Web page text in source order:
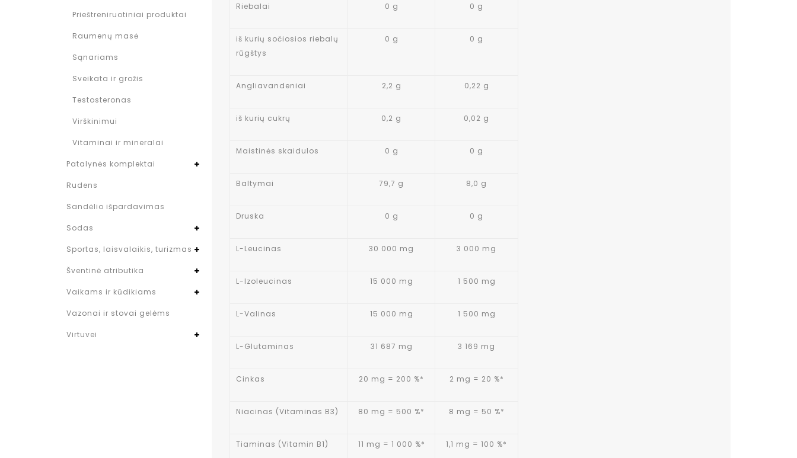
Riebalai 0 g 0 g
iš kurių sočiosios riebalų
rūgštys
0 g 0 g
Angliavandeniai 2,2 g 0,22 g
iš kurių cukrų 0,2 g 0,02 g
Maistinės skaidulos 0 g 0 g
Baltymai 79,7 g 8,0 g
Druska 0 g 0 g
L-Leucinas 30 000 mg 3 000 mg
L-Izoleucinas 15 000 mg 1 500 mg
L-Valinas 15 000 mg 1 500 mg
L-Glutaminas 31 687 mg 3 169 mg
Cinkas 20 mg = 200 %* 2 mg = 20 %*
Niacinas (Vitaminas B3) 80 mg = 500 %* 8 mg = 50 %*
Tiaminas (Vitamin B1) 11 mg = 1 000 %* 1,1 mg = 100 %*
Prieštreniruotiniai produktai
Raumenų masė
Sąnariams
Sveikata ir grožis
Testosteronas
Virškinimui
Vitaminai ir mineralai
Patalynės komplektai
Rudens
Sandėlio išpardavimas
Sodas
Sportas, laisvalaikis, turizmas
Šventinė atributika
Vaikams ir kūdikiams
Vazonai ir stovai gelėms
Virtuvei